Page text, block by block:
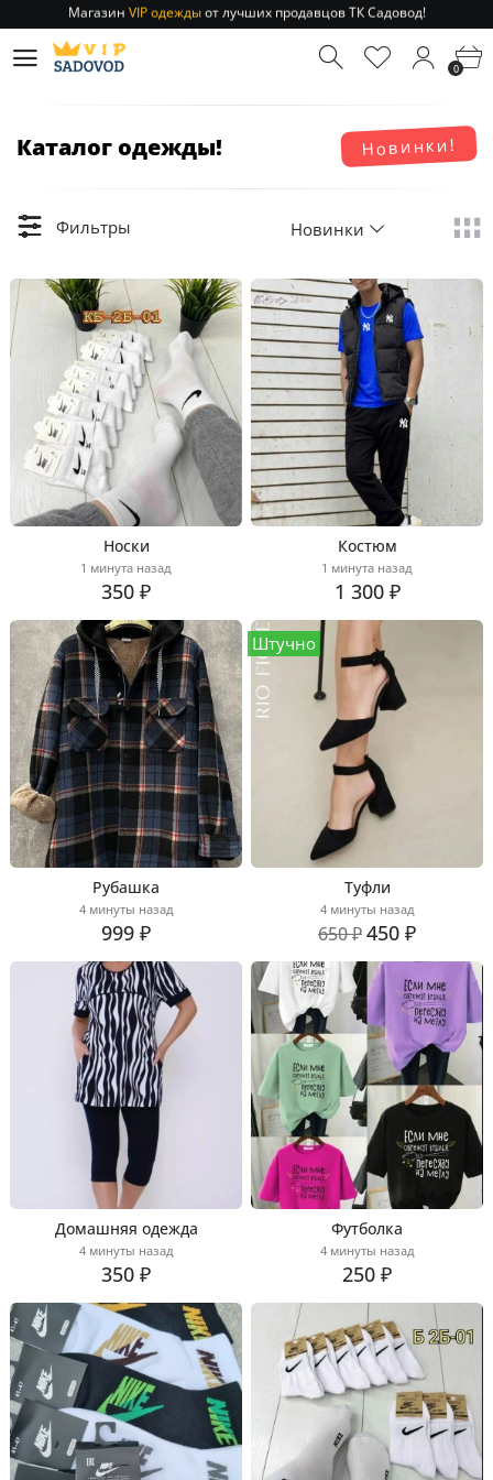
Отправление заказа 1-3 дняпо РФ и МСК!
Магазин
от лучших продавцов ТК Садовод!
0
Новинки!
Каталог одежды!
Фильтры Новинки
Носки
1 минута назад
350 ₽
Костюм
1 минута назад
1 300 ₽
Рубашка
4 минуты назад
999 ₽
Туфли
4 минуты назад
650 ₽450 ₽
Штучно
Домашняя одежда
4 минуты назад
350 ₽
Футболка
4 минуты назад
250 ₽